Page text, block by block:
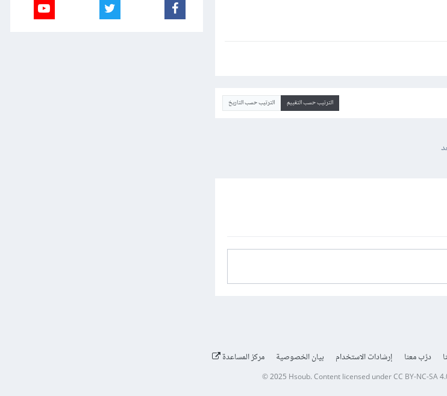
الترتيب حسب التقييم الترتيب حسب التاريخ
درّب معنا إرشادات الاستخدام بيان الخصوصية مركز المساعدة
© 2025 Hsoub.Content licensed underCC BY-NC-SA